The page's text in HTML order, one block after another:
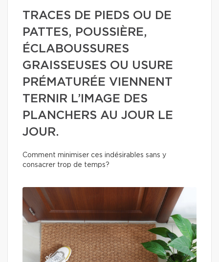
TRACES DE PIEDS OU DE
PATTES, POUSSIÈRE,
ÉCLABOUSSURES
GRAISSEUSES OU USURE
PRÉMATURÉE VIENNENT
TERNIR L’IMAGE DES
PLANCHERS AU JOUR LE
JOUR.
Comment minimiser ces indésirables sans y
consacrer trop de temps?